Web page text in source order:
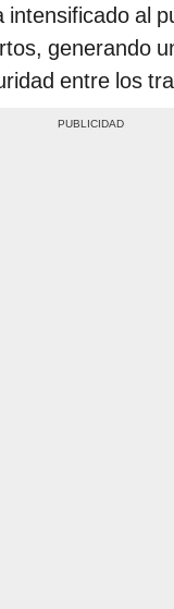
intensificado al
generando
entre los